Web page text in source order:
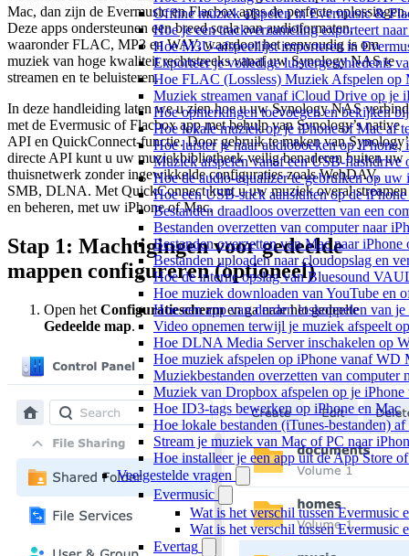
Offline muziek afspelen in Evermusic &
Hoe je een trackverzameling exporteert
Hoe M3U-afspeellijst importeren in
Exporteer je volledige luistergeschiedenis
Hoe FLAC (Lossless) Muziek Afspelen op
Muziek streamen vanaf iCloud Drive op je
Hoe opmerkingen toevoegen en bekijken
Hoe lokale muziek op je iPhone of Mac af
Hoe luister je naar audioboeken op iPhone,
Muziek afspelen vanaf een USB-
Hoe de audio-equalizer te gebruiken op
Hoe een USB-stick aansluiten op de
Bestanden draadloos overzetten van een
Bestanden overzetten van computer naar
Bestanden overzetten van Mac naar
Bestanden uploaden naar cloudopslag en
Hoe de interne opslag van Bluesound
Hoe muziek downloaden van YouTube en
Hoe een app van derden loskoppelen van
Video opnemen terwijl je muziek afspeelt
Hoe DLNA Media Server inschakelen op
Hoe muziek afspelen op iPhone vanaf WD
Muziekbestanden overzetten van
Muziek van Dropbox afspelen op je
Hoe ID3-tags bewerken op iPhone en Mac
Hoe lokale bestanden (iTunes-bestanden)
Stream je muziek van Mac of PC naar
Hoe installeer je een app uit de App Store
Veelgestelde vragen
Evermusic
Wat is het verschil tussen Evermusic
Wat is het verschil tussen Evermusic
Evertag
Mac, dan zijn de Evermusic en Flacbox apps de perfecte oplossingen.
Deze apps ondersteunen een breed scala aan audioformaten,
waaronder FLAC, MP3 en WAV, waardoor het eenvoudig is om
muziek van hoge kwaliteit rechtstreeks vanaf uw Synology NAS te
streamen en te beluisteren.
In deze handleiding laten we u zien hoe u uw Synology NAS
met de Evermusic of Flacbox app met behulp van Synology’s native
API en QuickConnect-functie. Door gebruik te maken van
directe API kunt u uw muziekbibliotheek veilig benaderen buiten uw
thuisnetwerk zonder ingewikkelde configuraties zoals WebDAV,
SMB, DLNA. Met QuickConnect kunt u uw muziek overal streamen
en beheren, met uw iPhone of Mac.
Stap 1: Machtigingen voor gedeelde
mappen configureren (optioneel)
Open het Configuratieschermen ga naar het gedeelte
Gedeelde map.